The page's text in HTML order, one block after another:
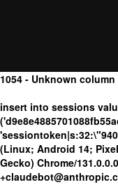
1054 - Unknown
insert into sessions
(Linux; Android 14;
Gecko) Chrome/